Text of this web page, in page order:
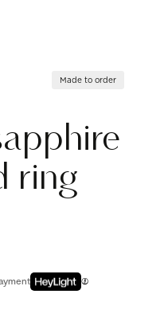
Made to order
ring